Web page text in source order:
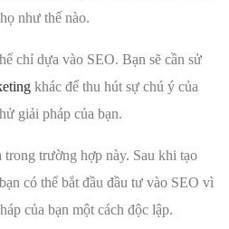
như thế nào.
chỉ dựa vào SEO. Bạn sẽ cần sử
khác để thu hút sự chú ý của
giải pháp của bạn.
trong trường hợp này. Sau khi tạo
có thể bắt đầu đầu tư vào SEO vì
của bạn một cách độc lập.